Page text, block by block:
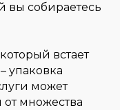
одежды
вы собираетесь
встает
упаковка
может
от множества